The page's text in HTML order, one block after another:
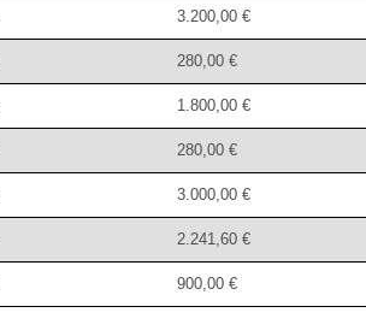
3.200,00 €
280,00 €
1.800,00 €
280,00 €
3.000,00 €
2.241,60 €
900,00 €